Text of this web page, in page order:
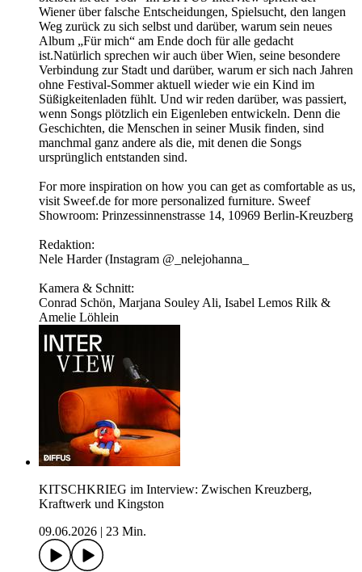
Wiener über falsche Entscheidungen, Spielsucht, den langen
Weg zurück zu sich selbst und darüber, warum sein neues
Album „Für mich“ am Ende doch für alle gedacht
ist.Natürlich sprechen wir auch über Wien, seine besondere
Verbindung zur Stadt und darüber, warum er sich nach Jahren
ohne Festival-Sommer aktuell wieder wie ein Kind im
Süßigkeitenladen fühlt. Und wir reden darüber, was passiert,
wenn Songs plötzlich ein Eigenleben entwickeln. Denn die
Geschichten, die Menschen in seiner Musik finden, sind
manchmal ganz andere als die, mit denen die Songs
ursprünglich entstanden sind.
For more inspiration on how you can get as comfortable as us,
visit Sweef.de for more personalized furniture. Sweef
Showroom: Prinzessinnenstrasse 14, 10969 Berlin-Kreuzberg
Redaktion:
Nele Harder (Instagram ⁠@_nelejohanna_
Kamera & Schnitt:
Conrad Schön, Marjana Souley Ali, Isabel Lemos Rilk &
Amelie Löhlein
KITSCHKRIEG im Interview: Zwischen Kreuzberg,
Kraftwerk und Kingston
09.06.2026
23 Min.